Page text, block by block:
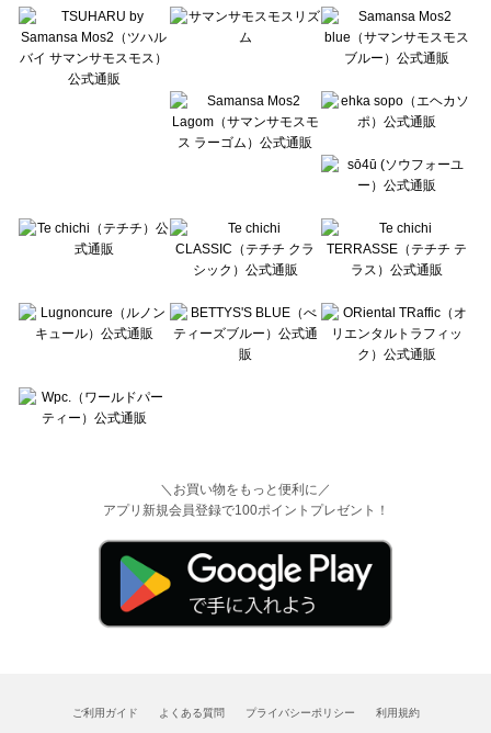
Lugnoncure（ルノンキュール）のワンピース一覧
BETTY'S BLUE（べティーズブルー）のワンピース一覧
Wpc.（ワールドパーティー）のワンピース一覧
＼お買い物をもっと便利に／
アプリ新規会員登録で100ポイントプレゼント！
ご利用ガイド よくある質問 プライバシーポリシー 利用規約